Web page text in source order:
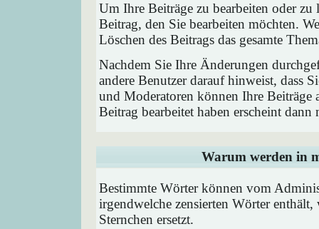
Um Ihre Beiträge zu bearbeiten oder
Beitrag, den Sie bearbeiten möchten.
Löschen des Beitrags das gesamte
Nachdem Sie Ihre Änderungen
andere Benutzer darauf hinweist, dass
und Moderatoren können Ihre Beiträge
Beitrag bearbeitet haben erscheint
Warum werden in
Bestimmte Wörter können vom
irgendwelche zensierten Wörter
Sternchen ersetzt.